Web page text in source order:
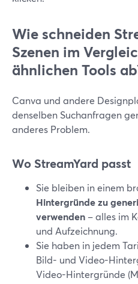
Wie schneiden
Szenen im
ähnlichen Tools
Canva und andere
denselben Suchanfragen
anderes Problem.
Wo StreamYard passt
Sie bleiben in einem
Hintergründe zu
verwenden – alles im
und Aufzeichnung.
Sie haben in jedem
Bild- und Video-
Video-Hintergründe